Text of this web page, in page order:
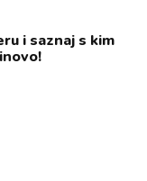
i saznaj s kim